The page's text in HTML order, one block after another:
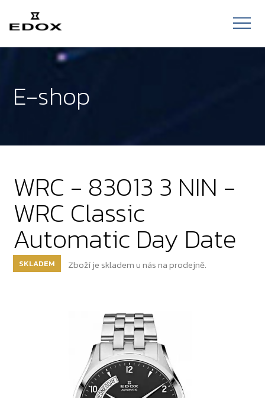
E-shop
WRC - 83013 3 NIN -
WRC Classic
Automatic Day Date
SKLADEM Zboží je skladem u nás na prodejně.